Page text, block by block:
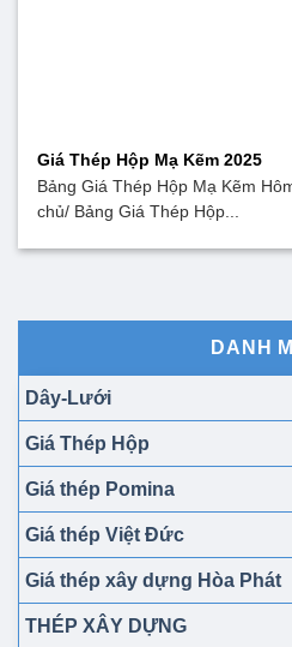
Giá Thép Hộp Mạ Kẽm 2025
Bảng Giá Thép Hộp Mạ Kẽm
chủ/ Bảng Giá Thép Hộp...
DANH
Dây-Lưới
Giá Thép Hộp
Giá thép Pomina
Giá thép Việt Đức
Giá thép xây dựng Hòa Phát
THÉP XÂY DỰNG